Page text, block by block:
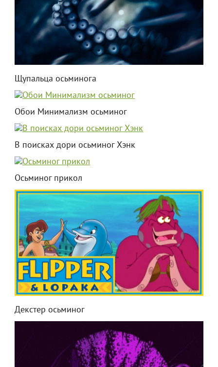
Щупальца осьминога
Обои Минимализм осьминог
В поисках дори осьминог Хэнк
Осьминог прикол
Декстер осьминог